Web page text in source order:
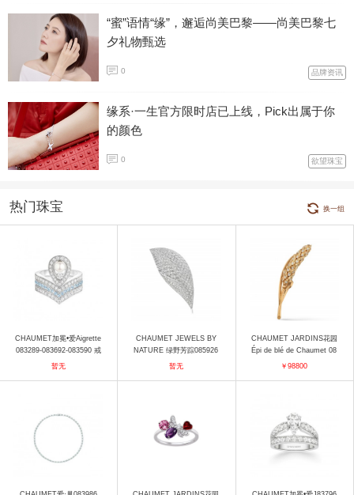
“蜜”语情“缘”，邂逅尚美巴黎——尚美巴黎七
夕礼物甄选
0 品牌资讯
缘系·一生官方限时店已上线，Pick出属于你
的颜色
0 欲望珠宝
热门珠宝 换一组
CHAUMET加冕•爱Aigrette
083289-083692-083590 戒
指
暂无
CHAUMET JEWELS BY
NATURE 绿野芳踪085926
胸针
暂无
CHAUMET JARDINS花园
Épi de blé de Chaumet 08
3256 胸针
￥98800